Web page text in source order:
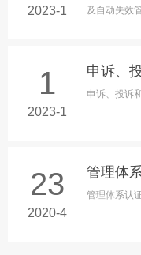
2023-1
及自动失效
1
2023-1
申诉、
申诉、投诉
23
2020-4
管理体
管理体系认